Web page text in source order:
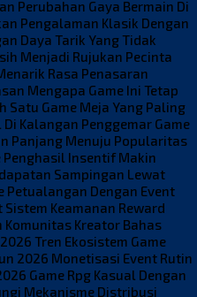
Perubahan Gaya Bermain Di
Pengalaman Klasik Dengan
Daya Tarik Yang Tidak
Menjadi Rujukan Pecinta
Rasa Penasaran
Mengapa Game Ini Tetap
Satu Game Meja Yang Paling
Kalangan Penggemar Game
Panjang Menuju Popularitas
Penghasil Insentif Makin
Sampingan Lewat
Petualangan Dengan Event
Sistem Keamanan Reward
Komunitas Kreator Bahas
Tren Ekosistem Game
2026 Monetisasi Event Rutin
Game Rpg Kasual Dengan
Mekanisme Distribusi